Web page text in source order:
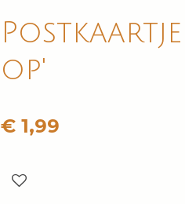
op'
€ 1,99